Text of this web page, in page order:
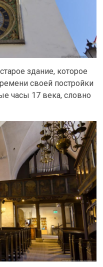
здание, которое
своей постройки
часы 17 века, словно